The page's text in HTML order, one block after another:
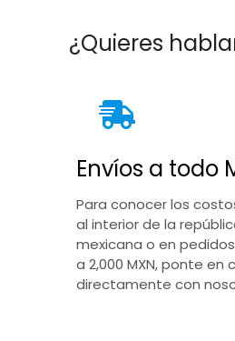
¿Quieres
Envíos a todo
Para conocer los
al interior de la
mexicana o en
a 2,000 MXN, ponte en
directamente con